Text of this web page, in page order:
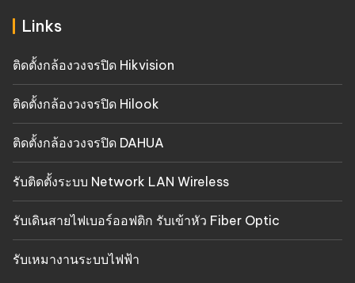
Links
ติดตั้งกล้องวงจรปิด Hikvision
ติดตั้งกล้องวงจรปิด Hilook
ติดตั้งกล้องวงจรปิด DAHUA
รับติดตั้งระบบ Network LAN Wireless
รับเดินสายไฟเบอร์ออฟติก รับเข้าหัว Fiber Optic
รับเหมางานระบบไฟฟ้า